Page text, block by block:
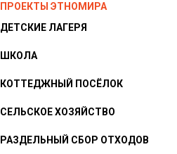
ПРОЕКТЫ ЭТНОМИРА
ДЕТСКИЕ ЛАГЕРЯ
ШКОЛА
КОТТЕДЖНЫЙ ПОСЁЛОК
СЕЛЬСКОЕ ХОЗЯЙСТВО
РАЗДЕЛЬНЫЙ СБОР ОТХОДОВ